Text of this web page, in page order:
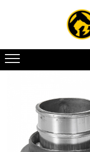
Toate Produsele
Vehicule electrice
Atv
Masini electrice
Motocross
Piese de schimb